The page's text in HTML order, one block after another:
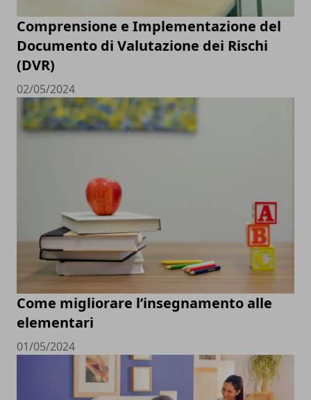
Comprensione e Implementazione del
Documento di Valutazione dei Rischi
(DVR)
02/05/2024
Come migliorare l’insegnamento alle
elementari
01/05/2024